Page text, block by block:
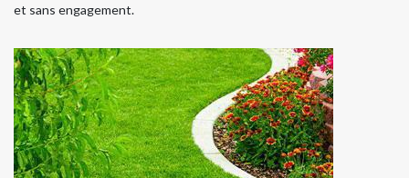
et sans engagement.